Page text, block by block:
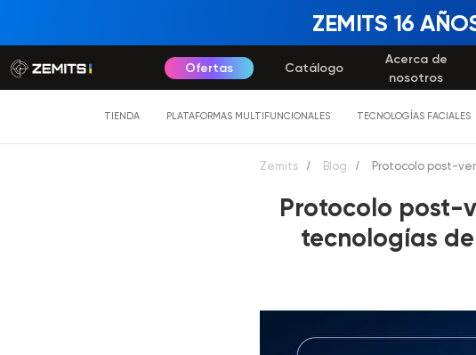
ZEMITS 16
Acerca de
nosotros
Catálogo
Ofertas
TIENDA PLATAFORMAS MULTIFUNCIONALES TECNOLOGÍAS FACIALES
Zemits / Blog / Protocolo post-
Protocolo post-
tecnologías